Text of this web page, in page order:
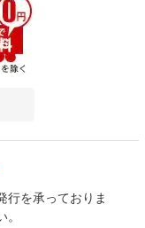
行を承っておりま